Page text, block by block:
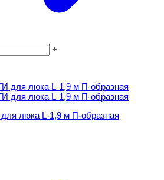
+
люка L-1,9 м П-образная
люка L-1,9 м П-образная